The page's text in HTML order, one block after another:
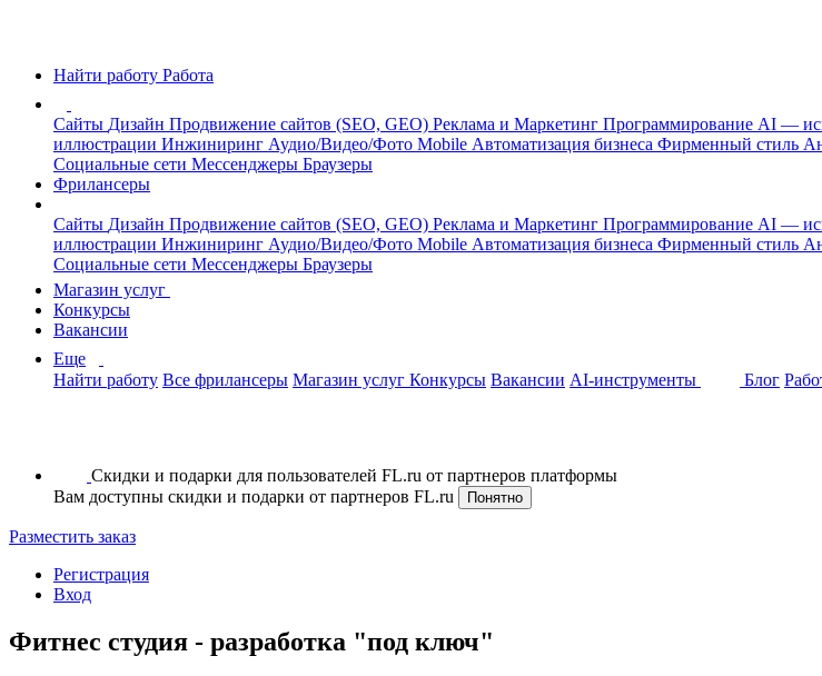
Найти работу Работа
Сайты Дизайн Продвижение сайтов (SEO, GEO) Реклама и Маркетинг Программирование AI —
иллюстрации Инжиниринг Аудио/Видео/Фото Mobile Автоматизация бизнеса Фирменный стиль
Социальные сети Мессенджеры Браузеры
Фрилансеры
Сайты Дизайн Продвижение сайтов (SEO, GEO) Реклама и Маркетинг Программирование AI —
иллюстрации Инжиниринг Аудио/Видео/Фото Mobile Автоматизация бизнеса Фирменный стиль
Социальные сети Мессенджеры Браузеры
Магазин услуг
Конкурсы
Вакансии
Еще
Найти работу Все фрилансеры Магазин услуг Конкурсы Вакансии AI-инструменты Блог
Скидки и подарки для пользователей FL.ru от партнеров платформы
Вам доступны скидки и подарки от партнеров FL.ru
Понятно
Разместить заказ
Регистрация
Вход
Фитнес студия - разработка "под ключ"